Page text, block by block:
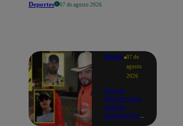
Deportes 07 de agosto 2026
Mundo 07 de
agosto
2026
Nueve
influencers
fueron
asesinados